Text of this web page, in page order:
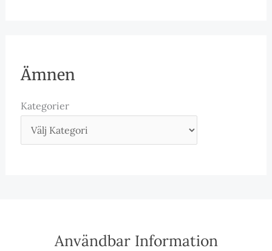
Ämnen
Kategorier
Användbar Information